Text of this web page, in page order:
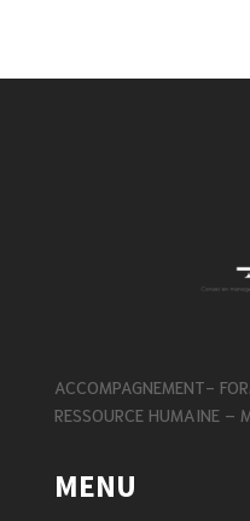
ACCOMPAGNEMENT-
RESSOURCE HUMAINE –
MENU